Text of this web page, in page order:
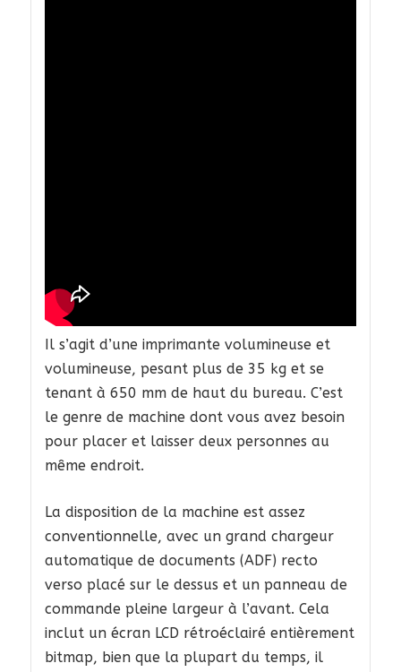
Il s’agit d’une imprimante volumineuse et
volumineuse, pesant plus de 35 kg et se
tenant à 650 mm de haut du bureau. C’est
le genre de machine dont vous avez besoin
pour placer et laisser deux personnes au
même endroit.
La disposition de la machine est assez
conventionnelle, avec un grand chargeur
automatique de documents (ADF) recto
verso placé sur le dessus et un panneau de
commande pleine largeur à l’avant. Cela
inclut un écran LCD rétroéclairé entièrement
bitmap, bien que la plupart du temps, il